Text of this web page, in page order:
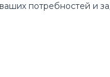
потребностей и